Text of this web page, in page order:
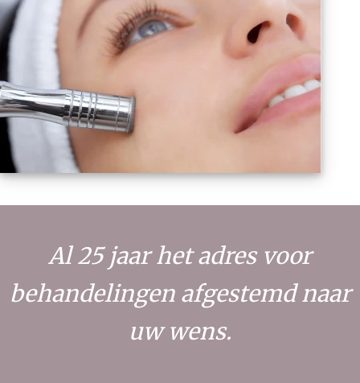
Al 25 jaar het adres voor
behandelingen afgestemd naar
uw wens.